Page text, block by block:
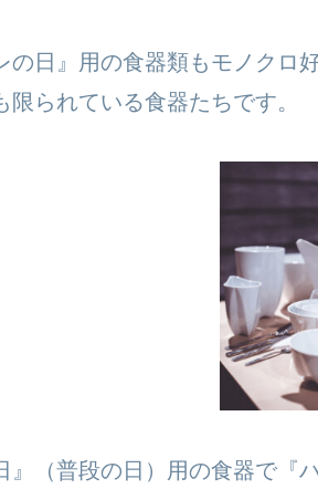
の日』用の食器類もモノクロ
限られている食器たちです。
』（普段の日）用の食器で『